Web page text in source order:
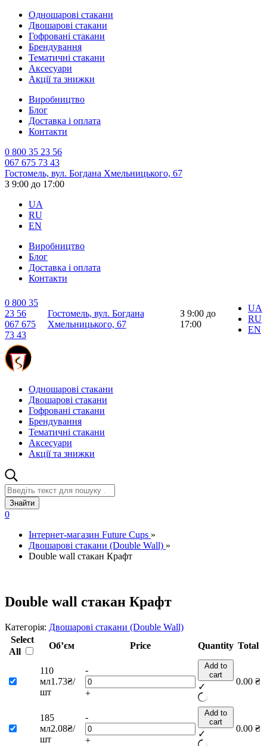
Одношарові стакани
Двошарові стакани
Гофровані стакани
Брендування
Тематичні стакани
Аксесуари
Акції та знижки
Виробництво
Блог
Доставка і оплата
Контакти
0 800 35 23 56
067 675 73 43
Гостомель, вул. Богдана Хмельницького, 67
З 9:00 до 17:00
UA
RU
EN
Виробництво
Блог
Доставка і оплата
Контакти
0 800 35
23 56
067 675
73 43
Гостомель, вул. Богдана
Хмельницького, 67
З 9:00 до
17:00
UA
RU
EN
Одношарові стакани
Двошарові стакани
Гофровані стакани
Брендування
Тематичні стакани
Аксесуари
Акції та знижки
Знайти
0
Інтернет-магазин Future Cups »
Двошарові стакани (Double Wall) »
Double wall стакан Крафт
Double wall стакан Крафт
Категорія: Двошарові стакани (Double Wall)
Select
All
Об’єм Price Quantity Total
110
мл1.73₴/
шт
-
+
Add to
cart
✓
0.00 ₴
185
мл2.08₴/
шт
-
+
Add to
cart
✓
0.00 ₴